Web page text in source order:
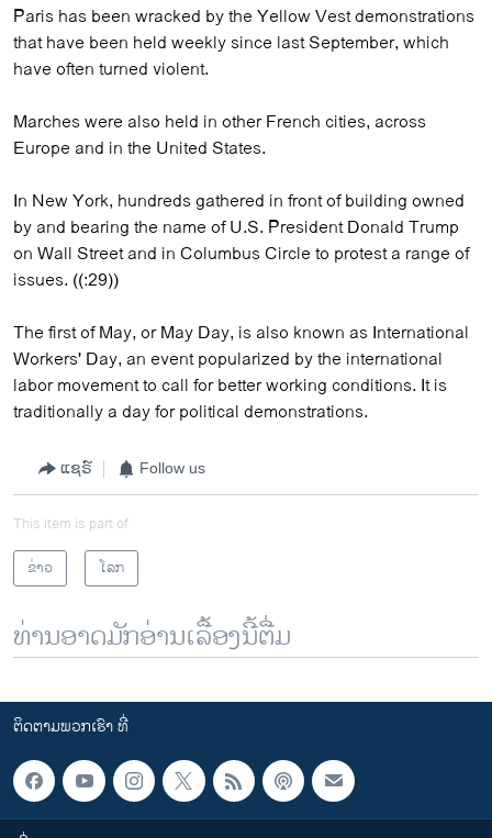
Paris has been wracked by the Yellow Vest demonstrations
that have been held weekly since last September, which
have often turned violent.
Marches were also held in other French cities, across
Europe and in the United States.
In New York, hundreds gathered in front of building owned
by and bearing the name of U.S. President Donald Trump
on Wall Street and in Columbus Circle to protest a range of
issues. ((:29))
The first of May, or May Day, is also known as International
Workers' Day, an event popularized by the international
labor movement to call for better working conditions. It is
traditionally a day for political demonstrations.
ແຊຣ໌ Follow us
This item is part of
ຂ່າວ
ໂລກ
ທ່ານອາດມັກອ່ານເລື້ອງນີ້ຕື່ມ
ຕິດຕາມພວກເຮົາ ທີ່